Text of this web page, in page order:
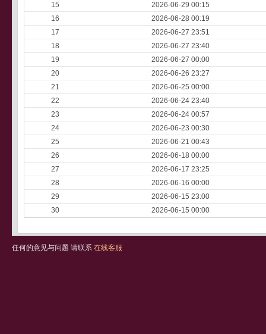
15
2026-06-29 00:15
16
2026-06-28 00:19
17
2026-06-27 23:51
18
2026-06-27 23:40
19
2026-06-27 00:00
20
2026-06-26 23:27
21
2026-06-25 00:00
22
2026-06-24 23:40
23
2026-06-24 00:57
24
2026-06-23 00:30
25
2026-06-21 00:43
26
2026-06-18 00:00
27
2026-06-17 23:25
28
2026-06-16 00:00
29
2026-06-15 23:00
30
2026-06-15 00:00
任何的意见与问题 请联系 在线客服